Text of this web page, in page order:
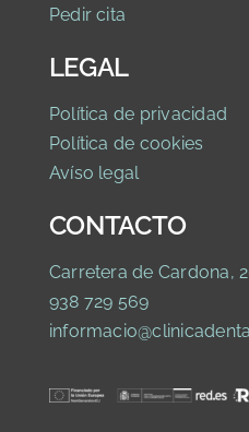
Pedir cita
LEGAL
Política de privacidad
Política de cookies
Avíso legal
CONTACTO
Carretera de Cardona,
938 729 569